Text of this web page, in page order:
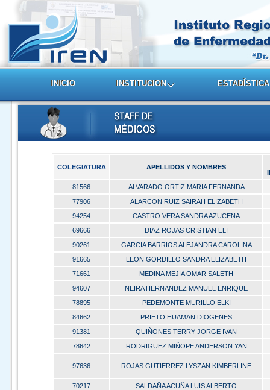
INICIO INSTITUCION ESTADÍSTICA
COLEGIATURA APELLIDOS Y NOMBRES
81566
ALVARADO ORTIZ MARIA FERNANDA
77906
ALARCON RUIZ SAIRAH ELIZABETH
94254
CASTRO VERA SANDRA AZUCENA
69666
DIAZ ROJAS CRISTIAN ELI
90261
GARCIA BARRIOS ALEJANDRA CAROLINA
91665
LEON GORDILLO SANDRA ELIZABETH
71661
MEDINA MEJIA OMAR SALETH
94607
NEIRA HERNANDEZ MANUEL ENRIQUE
78895
PEDEMONTE MURILLO ELKI
84662
PRIETO HUAMAN DIOGENES
91381
QUIÑONES TERRY JORGE IVAN
78642
RODRIGUEZ MIÑOPE ANDERSON YAN
97636 ROJAS GUTIERREZ LYSZAN KIMBERLINE
70217
SALDAÑA ACUÑA LUIS ALBERTO